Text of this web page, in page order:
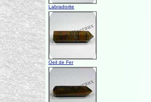
Labradorite
Oeil de Fer